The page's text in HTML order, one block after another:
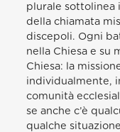
plurale sottolinea
della chiamata
discepoli. Ogni
nella Chiesa e su
Chiesa: la
individualmente,
comunità
se anche c’è
qualche